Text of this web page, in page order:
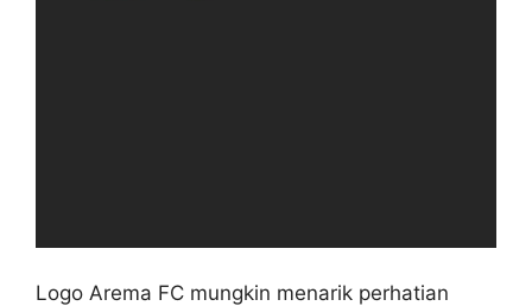
Logo Arema FC mungkin menarik perhatian